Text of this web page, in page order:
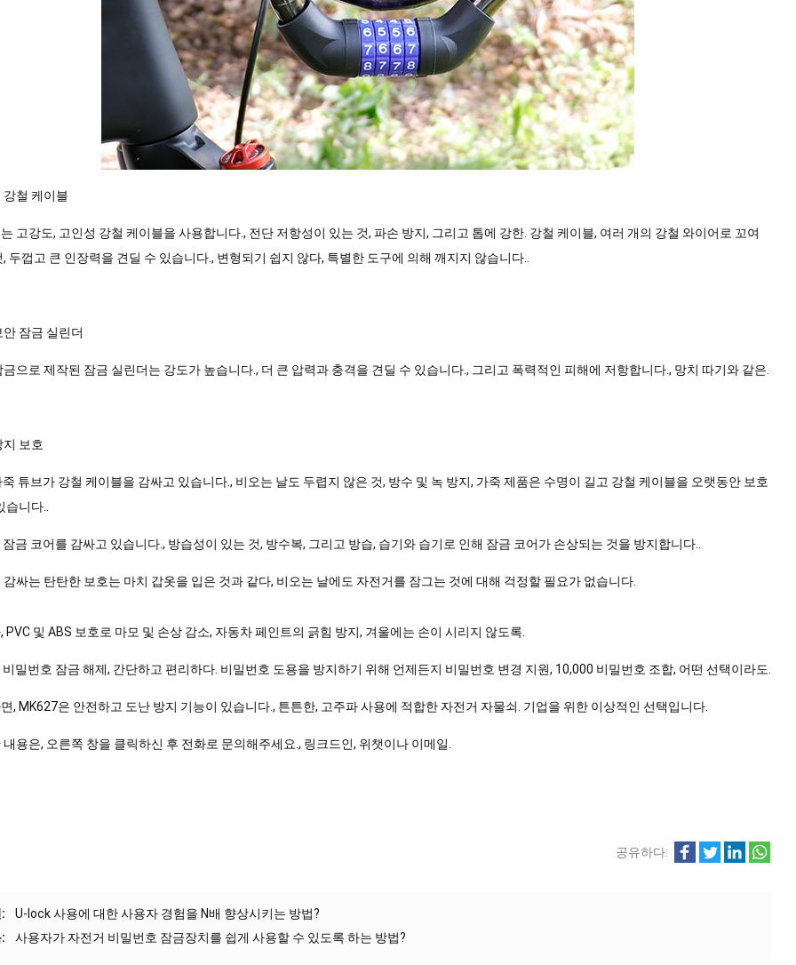
강철 케이블
고강도, 고인성 강철 케이블을 사용합니다., 전단 저항성이 있는 것, 파손 방지, 그리고 톱에 강한. 강철 케이블, 여러 개의 강철 와이어로 꼬여
두껍고 큰 인장력을 견딜 수 있습니다., 변형되기 쉽지 않다, 특별한 도구에 의해 깨지지 않습니다..
잠금 실린더
금으로 제작된 잠금 실린더는 강도가 높습니다., 더 큰 압력과 충격을 견딜 수 있습니다., 그리고 폭력적인 피해에 저항합니다., 망치 따기와 같은.
지 보호
죽 튜브가 강철 케이블을 감싸고 있습니다., 비오는 날도 두렵지 않은 것, 방수 및 녹 방지, 가죽 제품은 수명이 길고 강철 케이블을 오랫동안 보호
습니다..
금 코어를 감싸고 있습니다., 방습성이 있는 것, 방수복, 그리고 방습, 습기와 습기로 인해 잠금 코어가 손상되는 것을 방지합니다..
감싸는 탄탄한 보호는 마치 갑옷을 입은 것과 같다, 비오는 날에도 자전거를 잠그는 것에 대해 걱정할 필요가 없습니다.
PVC 및 ABS 보호로 마모 및 손상 감소, 자동차 페인트의 긁힘 방지, 겨울에는 손이 시리지 않도록.
밀번호 잠금 해제, 간단하고 편리하다. 비밀번호 도용을 방지하기 위해 언제든지 비밀번호 변경 지원, 10,000 비밀번호 조합, 어떤 선택이라도.
, MK627은 안전하고 도난 방지 기능이 있습니다., 튼튼한, 고주파 사용에 적합한 자전거 자물쇠. 기업을 위한 이상적인 선택입니다.
용은, 오른쪽 창을 클릭하신 후 전화로 문의해주세요., 링크드인, 위챗이나 이메일.
공유하다:
U-lock 사용에 대한 사용자 경험을 N배 향상시키는 방법?
사용자가 자전거 비밀번호 잠금장치를 쉽게 사용할 수 있도록 하는 방법?